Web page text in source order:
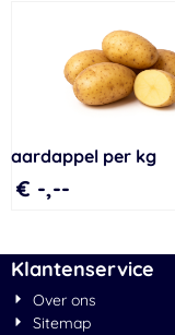
aardappel per kg
€ -,--
Klantenservice
Over ons
Sitemap